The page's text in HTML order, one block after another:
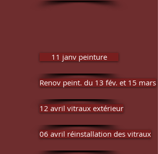
11 janv peinture
Renov peint. du 13 fév. et 15 mars
12 avril vitraux extérieur
06 avril réinstallation des vitraux